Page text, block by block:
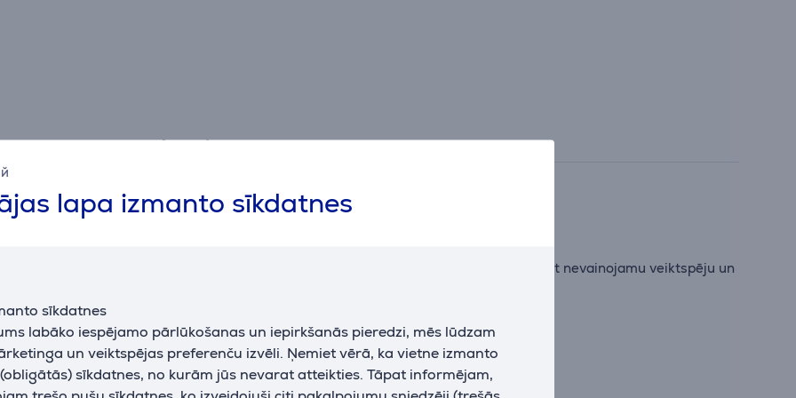
lapa izmanto sīkdatnes
sīkdatnes
labāko iespējamo pārlūkošanas un iepirkšanās pieredzi, mēs lūdzam
un veiktspējas preferenču izvēli. Ņemiet vērā, ka vietne izmanto
sīkdatnes, no kurām jūs nevarat atteikties. Tāpat informējam,
Apraksts
likvidē ledus uzkrāšanos ledusskapī.
elektroniska vadības sistēma, kas vienmēr nodrošina pareizus iestatījumus, sniedzot nevainojamu veiktspēju un
ir arī saldētavas nodalījums saldētu produktu uzglabāšanai.